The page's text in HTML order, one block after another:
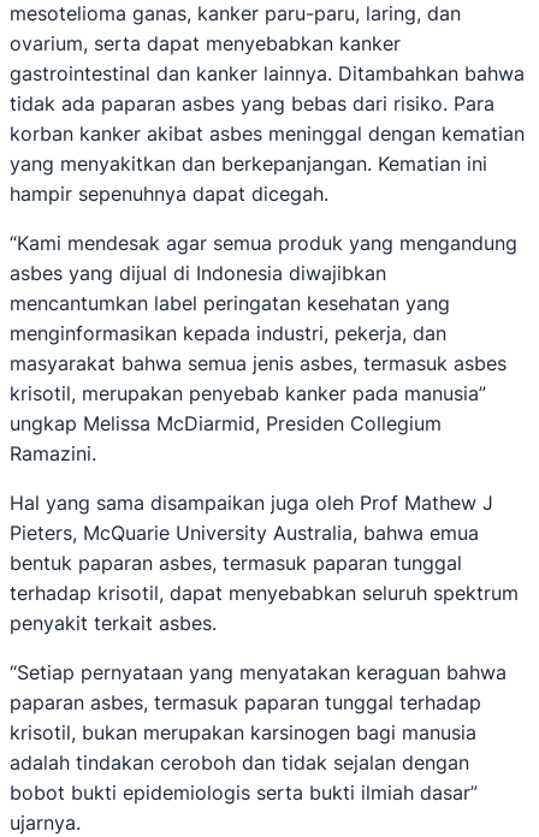
mesotelioma ganas, kanker paru-paru, laring, dan
ovarium, serta dapat menyebabkan kanker
gastrointestinal dan kanker lainnya. Ditambahkan bahwa
tidak ada paparan asbes yang bebas dari risiko. Para
korban kanker akibat asbes meninggal dengan kematian
yang menyakitkan dan berkepanjangan. Kematian ini
hampir sepenuhnya dapat dicegah.
“Kami mendesak agar semua produk yang mengandung
asbes yang dijual di Indonesia diwajibkan
mencantumkan label peringatan kesehatan yang
menginformasikan kepada industri, pekerja, dan
masyarakat bahwa semua jenis asbes, termasuk asbes
krisotil, merupakan penyebab kanker pada manusia”
ungkap Melissa McDiarmid, Presiden Collegium
Ramazini.
Hal yang sama disampaikan juga oleh Prof Mathew J
Pieters, McQuarie University Australia, bahwa emua
bentuk paparan asbes, termasuk paparan tunggal
terhadap krisotil, dapat menyebabkan seluruh spektrum
penyakit terkait asbes.
“Setiap pernyataan yang menyatakan keraguan bahwa
paparan asbes, termasuk paparan tunggal terhadap
krisotil, bukan merupakan karsinogen bagi manusia
adalah tindakan ceroboh dan tidak sejalan dengan
bobot bukti epidemiologis serta bukti ilmiah dasar”
ujarnya.